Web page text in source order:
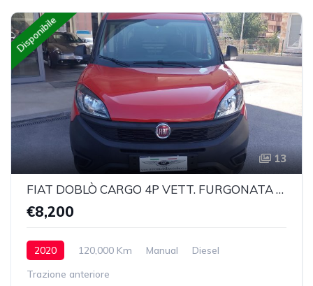
Disponibile
13
FIAT DOBLÒ CARGO 4P VETT. FURGONATA CH1 LOUNGE 1.6 MJET 105CV E6D SeS
€8,200
2020 120,000 Km Manual
Diesel
Trazione anteriore